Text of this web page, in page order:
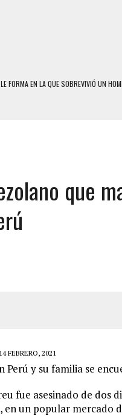
FORMA EN LA QUE SOBREVIVIÓ UN
EN EL CENTRO DE CARACAS CON MÁS
A SUS HIJOS, UNO PERDIÓ LA
MONAGAS: HALLARON EL CUERPO
LA VIDA TRAS SER ACOSADA Y
que
14 FEBRERO, 2021
y su familia se
fue asesinado de dos
en un popular mercado